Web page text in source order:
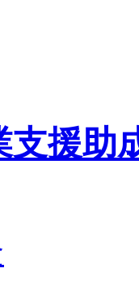
支援助